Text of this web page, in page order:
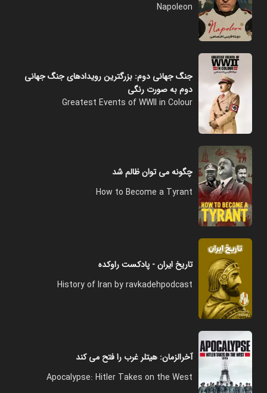
Napoleon
جنگ جهانی دوم: بزرگترین رویدادهای جنگ جهانی
دوم به صورت رنگی
Greatest Events of WWII in Colour
چگونه می توان ظالم شد
How to Become a Tyrant
تاریخ ایران - پادکست راوکده
History of Iran by ravkadehpodcast
آخرالزمان: هیتلر غرب را فتح می کند
Apocalypse: Hitler Takes on the West